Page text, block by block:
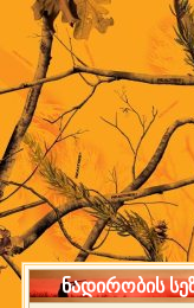
ნადირობის